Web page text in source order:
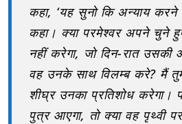
कहा, ‘यह सुनो कि अन्याय करने
कहा। क्या परमेश्वर अपने चुने
नहीं करेगा, जो दिन-रात
वह उनके साथ विलम्ब करे? मैं
शीघ्र उनका प्रतिशोध करेगा।
पुत्र आएगा, तो क्या वह पृथ्वी